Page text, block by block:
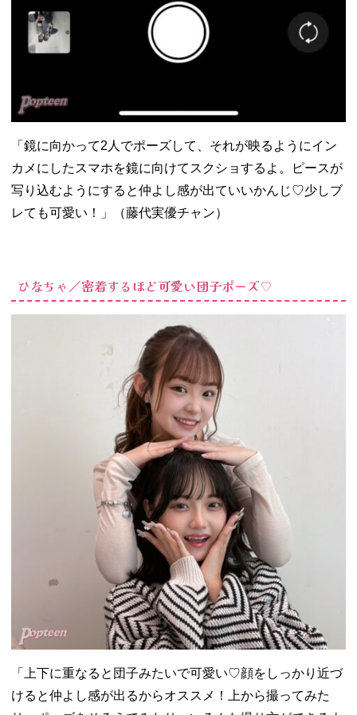
「鏡に向かって2人でポーズして、それが映るようにイン
カメにしたスマホを鏡に向けてスクショするよ。ピースが
写り込むようにすると仲よし感が出ていいかんじ♡少しブ
レても可愛い！」（藤代実優チャン）
ひなちゃ／密着するほど可愛い団子ポーズ♡
「上下に重なると団子みたいで可愛い♡顔をしっかり近づ
けると仲よし感が出るからオススメ！上から撮ってみた